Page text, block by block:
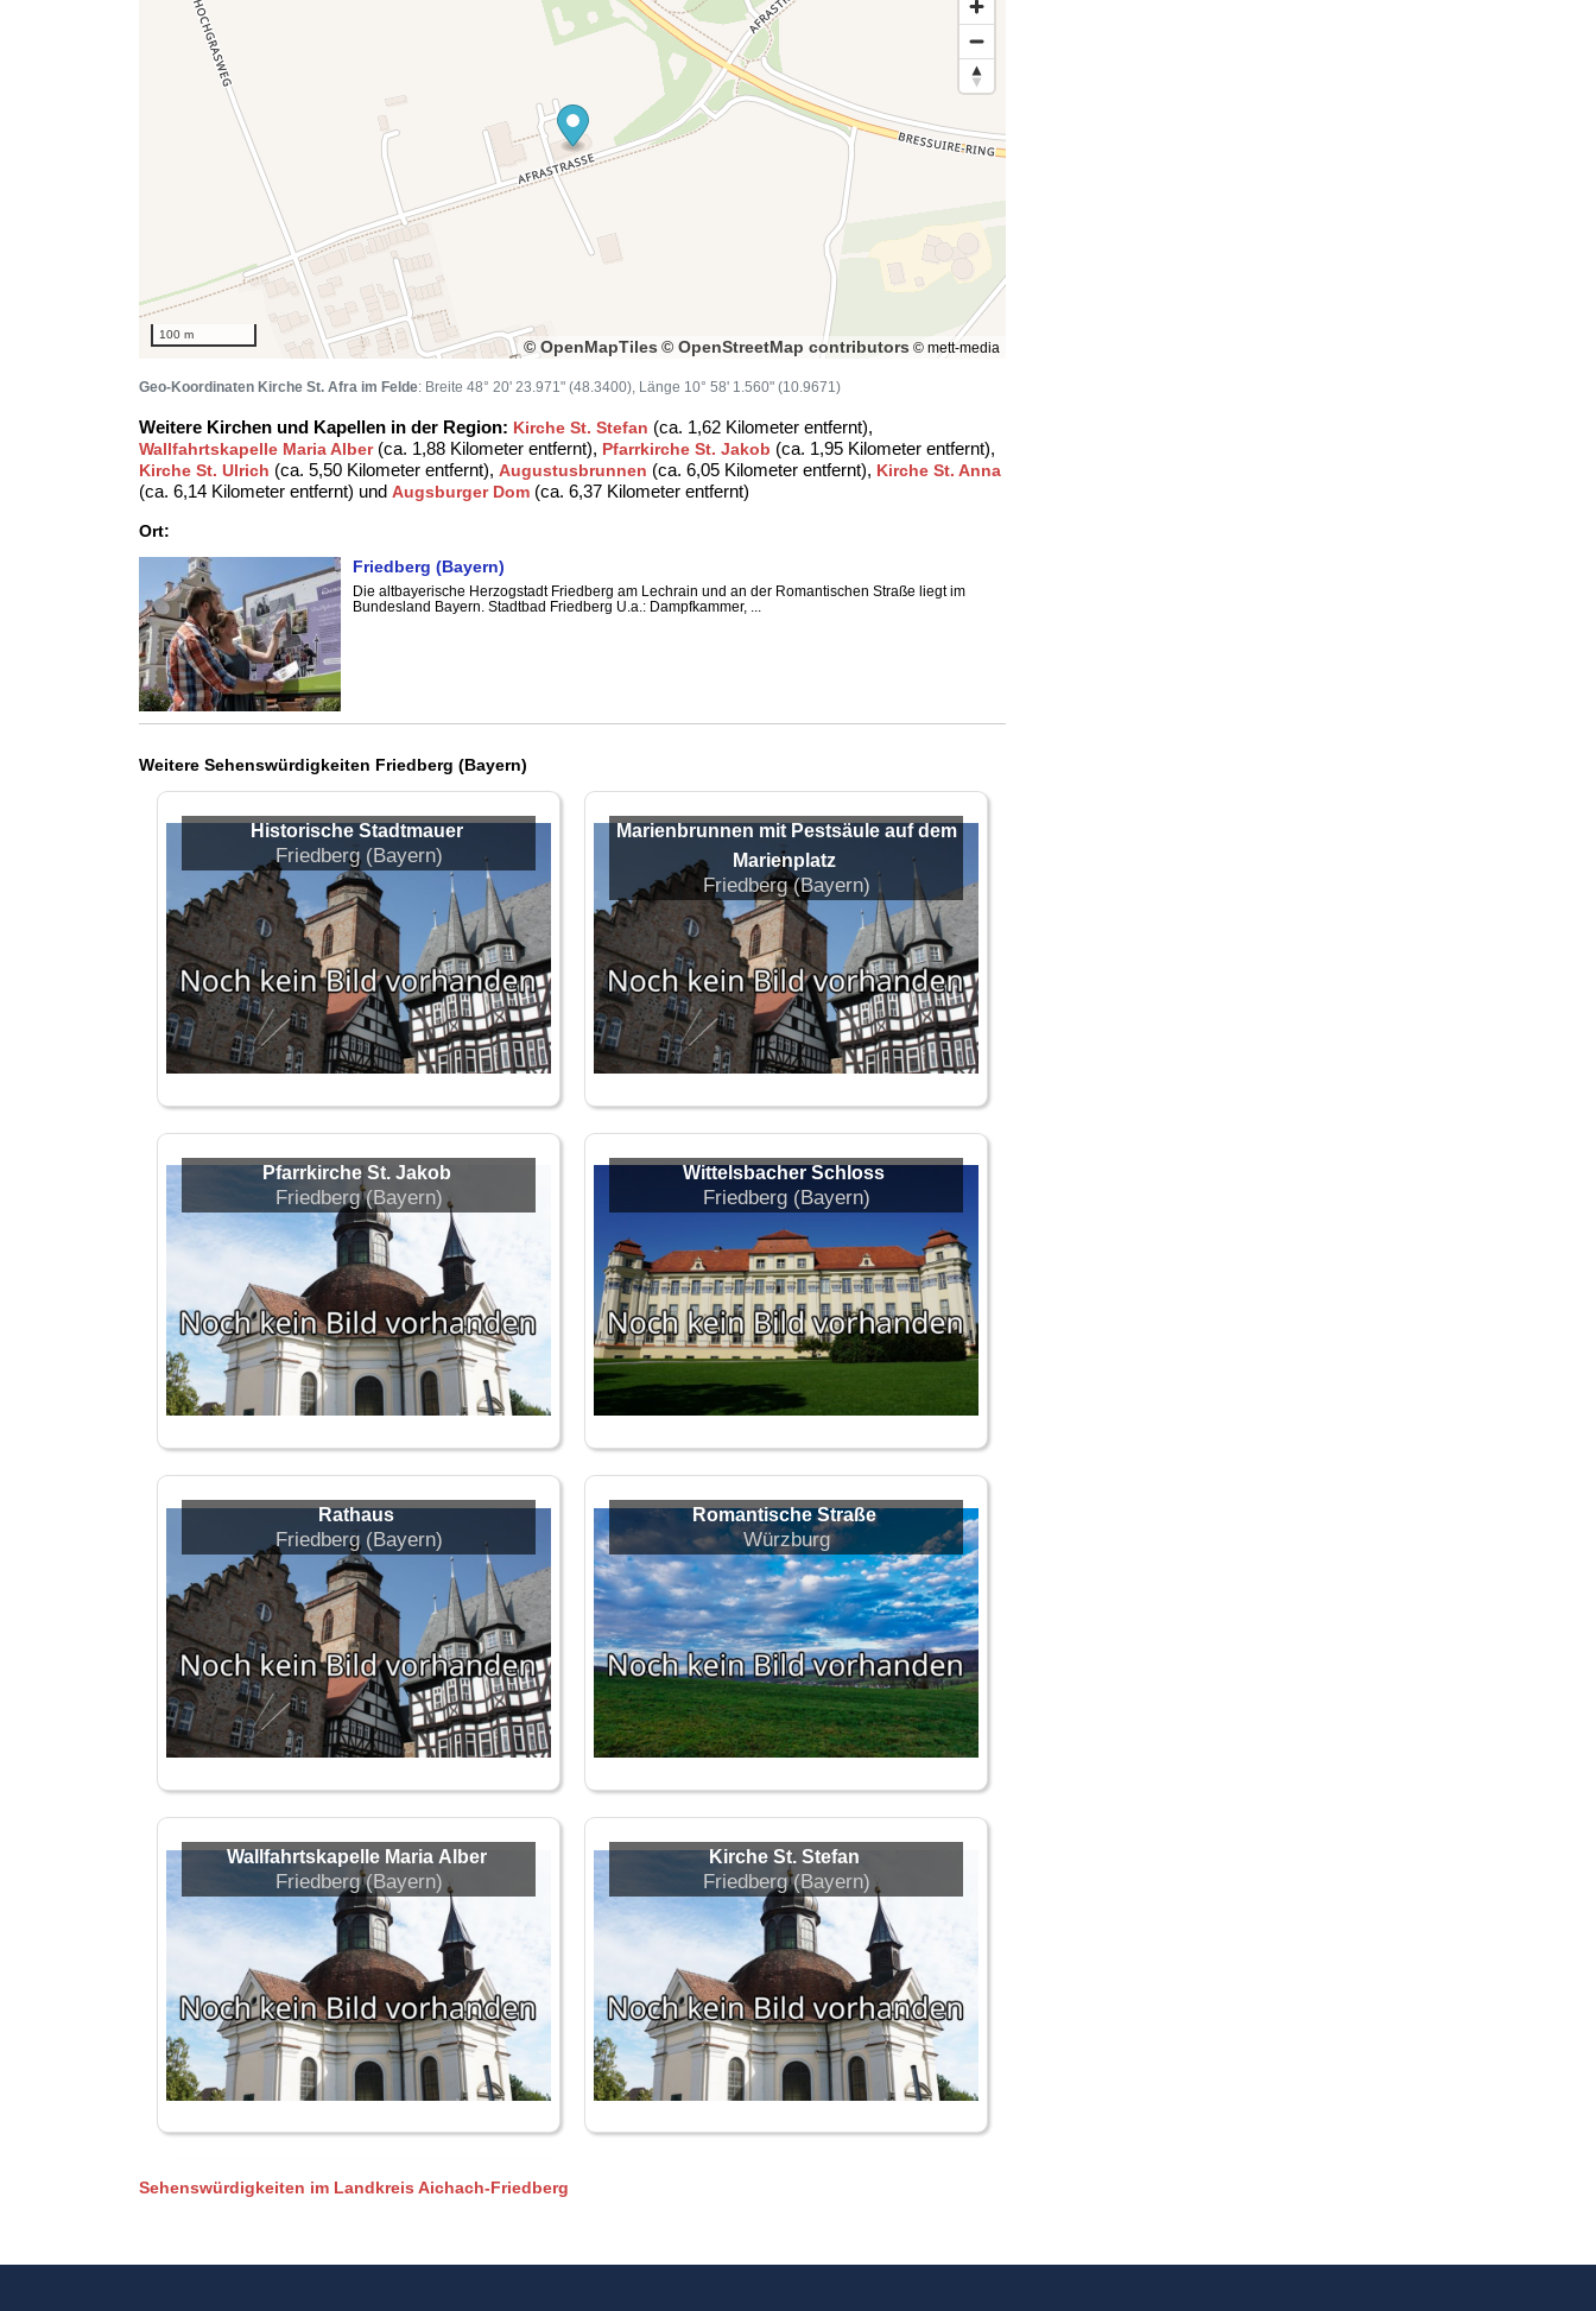
100 m
© OpenMapTiles © OpenStreetMap contributors © mett-media
Geo-Koordinaten Kirche St. Afra im Felde: Breite 48° 20' 23.971" (48.3400), Länge 10° 58' 1.560" (10.9671)
Weitere Kirchen und Kapellen in der Region: Kirche St. Stefan (ca. 1,62 Kilometer entfernt),
Wallfahrtskapelle Maria Alber(ca. 1,88 Kilometer entfernt), Pfarrkirche St. Jakob (ca. 1,95 Kilometer entfernt),
Kirche St. Ulrich (ca. 5,50 Kilometer entfernt), Augustusbrunnen (ca. 6,05 Kilometer entfernt), Kirche St. Anna
(ca. 6,14 Kilometer entfernt) und Augsburger Dom (ca. 6,37 Kilometer entfernt)
Ort:
Friedberg (Bayern)
Die altbayerische Herzogstadt Friedberg am Lechrain und an der Romantischen Straße liegt im
Bundesland Bayern. Stadtbad Friedberg U.a.: Dampfkammer, ...
Weitere Sehenswürdigkeiten Friedberg (Bayern)
Historische Stadtmauer
Friedberg (Bayern)
Pfarrkirche St. Jakob
Friedberg (Bayern)
Rathaus
Friedberg (Bayern)
Wallfahrtskapelle Maria Alber
Friedberg (Bayern)
Marienbrunnen mit Pestsäule auf dem
Marienplatz
Friedberg (Bayern)
Wittelsbacher Schloss
Friedberg (Bayern)
Romantische Straße
Würzburg
Kirche St. Stefan
Friedberg (Bayern)
Sehenswürdigkeiten im Landkreis Aichach-Friedberg